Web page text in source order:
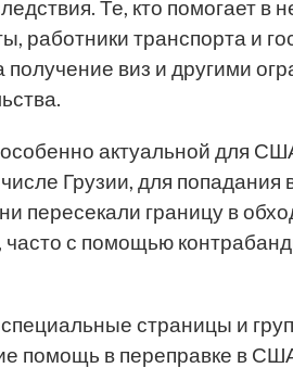
Те, кто помогает в
работники транспорта и
виз и другими
актуальной для
Грузии, для попадания
пересекали границу в
с помощью
страницы и
помощь в переправке в